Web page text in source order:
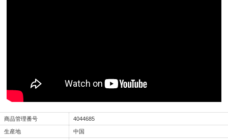
商品管理番号 4044685
生産地 中国